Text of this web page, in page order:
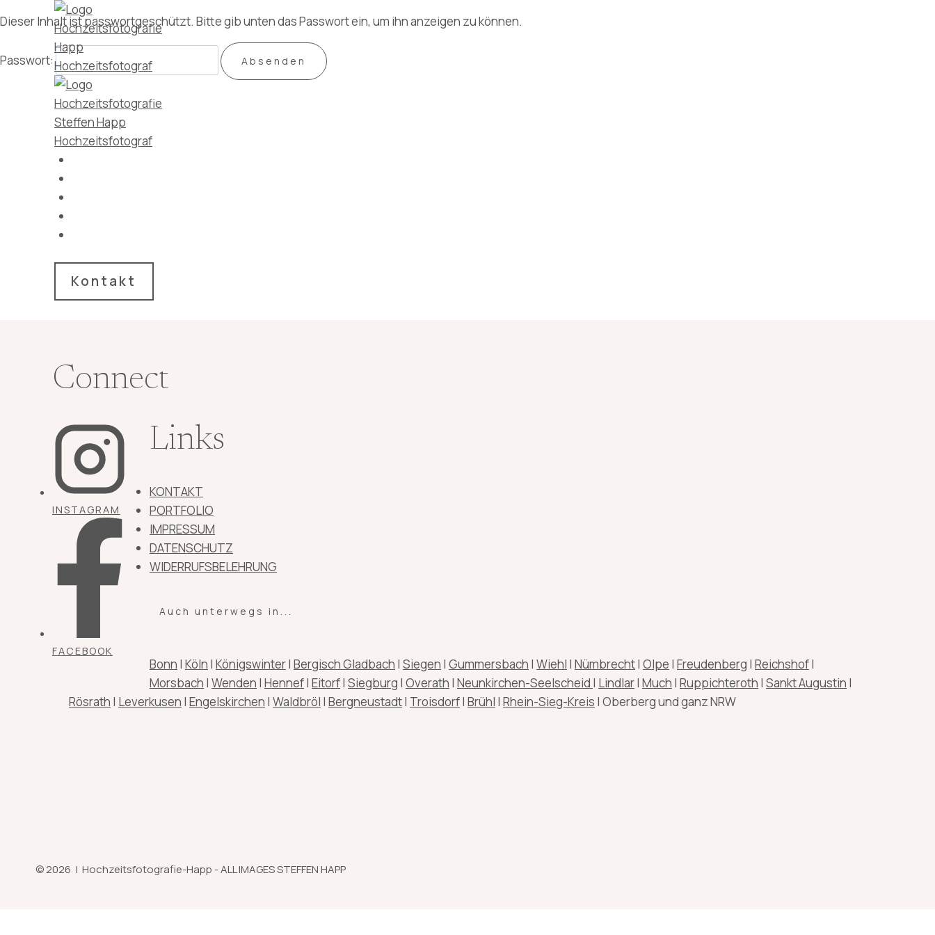
Inhalt
Kontakt
Dieser Inhalt ist passwortgeschützt. Bitte gib unten das Passwort ein, um ihn anzeigen zu können.
Passwort:
Connect
INSTAGRAM
FACEBOOK
Links
KONTAKT
PORTFOLIO
IMPRESSUM
DATENSCHUTZ
WIDERRUFSBELEHRUNG
Auch unterwegs in...
Bonn | Köln | Königswinter| Bergisch Gladbach | Siegen | Gummersbach | Wiehl | Nümbrecht| Olpe | Freudenberg | Reichshof|
Morsbach | Wenden | Hennef| Eitorf| Siegburg | Overath | Neunkirchen-Seelscheid | Lindlar| Much | Ruppichteroth | Sankt Augustin |
Rösrath | Leverkusen | Engelskirchen | Waldbröl | Bergneustadt| Troisdorf| Brühl | Rhein-Sieg-Kreis | Oberberg und ganz NRW
© 2026 | Hochzeitsfotografie-Happ - ALL IMAGES STEFFEN HAPP